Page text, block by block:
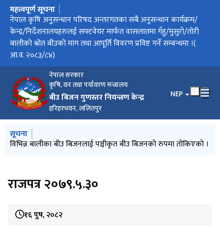
नेपाल सरकार
कृषि, वन तथा पर्यावरण मन्त्रालय
बीउ बिजन गुणस्तर नियन्त्रण केन्द्र
हरिहरभवन, ललितपुर
भाषा चयन गर्नुहोस्
NEP
मुख्य नेभिगेसनमा जानुहोस्
महत्त्वपूर्ण सूचना
सफ्टवेयर मार्फत वासलातमा गँहु/मुसुरो/तोरी बालीको श्रोत बीउको माग
तथा आपूर्ति विवरण प्रविष्ट गर्ने सम्बन्धमा(आ.व. २०८३/८४) ।
नेपाल कृषि अनुसन्धान परिषद अन्तरगतका सबै अनुसन्धान कार्यक्रम/
केन्द्र/निर्देशनालयहरुलई सफ्टवेयर मार्फत वासलातमा गँहु/मुसुरो/तोरी
बालीको श्रोत बीउको माग तथा आपूर्ति विवरण प्रविष्ट गर्ने सम्बन्धमा ।(
आ.व. २०८३/८४)
फलफूलबालीको बीउ बिजन प्रमाणीकरण मापदण्ड, २०८३ को मस्यौदा
उपर राय सुझाव तथा पृष्ठपोषण सम्बन्धी सूचना
फलफूल बालीको बीउ बिजन प्रमणीकरण मापदण्ड,२०८३ को मस्यौदा
धान बालीको प्रजनन्, मूल तथा प्रमाणित बीउको वासलात तोकिएको र
मौज्दात विवरण
वासलात तयारीका लागि माग तथा आपूर्ति विवरण प्रविष्ट गर्ने म्याद थप
गरिएको सूचना
सफ्टवेयर मार्फत बासलातमा धान बालीको श्रोत बीउको माग तथा आपूर्ति
विवरण प्रविष्ट गर्ने सम्बन्धमा
नार्क अन्तरगतका केन्द्र/निर्देशनालय/कार्यक्रमलाई सफ्टवेयर मार्फत
वासलातमा धान बालीको श्रोत बीउको माग तथा आपूर्ति विवरण प्रविष्ट गर्ने
सम्बन्धमा ।
परीक्षाफल प्रकाशन सम्बन्धी सूचना
मुख्य नेभिगेसनमा जानुहोस्
सूचना
विभिन्न बालीका बीउ बिजनलाई पञ्चीकृत बीउ बिजनको रुपमा तोकिएको ।
राजपत्र २०७९.५.३०
१६ पुष, २०८२